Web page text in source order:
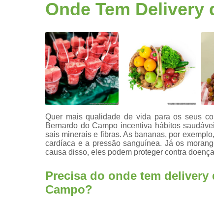
Frutas
Frutas
Kit
Potes
frutas
Saladas
frutas
Onde Tem Delivery
Quer mais qualidade de vida para os seus
Bernardo do Campo incentiva hábitos
sais minerais e fibras. As bananas, por
cardíaca e a pressão sanguínea. Já os
causa disso, eles podem proteger contra
Precisa do onde tem
Campo?